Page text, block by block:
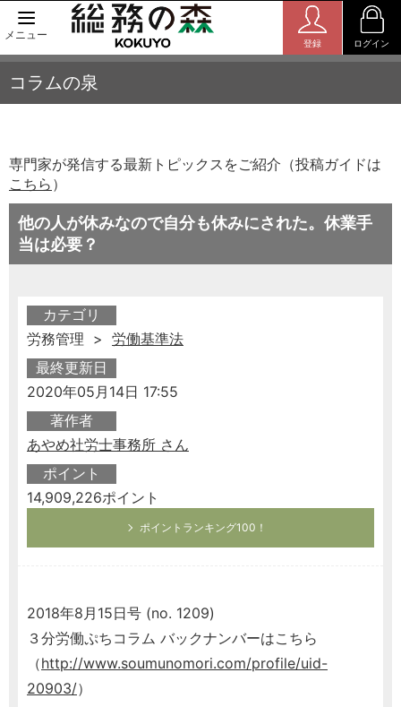
メニュー
登録 ログイン
コラムの泉
専門家が発信する最新トピックスをご紹介（投稿ガイドは
こちら ）
他の人が休みなので自分も休みにされた。休業手
当は必要？
カテゴリ
労務管理 > 労働基準法
最終更新日
2020年05月14日 17:55
著作者
あやめ社労士事務所 さん
ポイント
14,909,226ポイント
ポイントランキング100！
2018年8月15日号 (no. 1209)
３分労働ぷちコラム バックナンバーはこちら
（http://www.soumunomori.com/profile/uid-
20903/）